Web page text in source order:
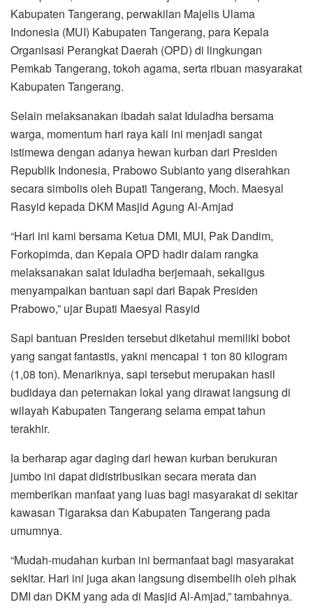
Kabupaten Tangerang, perwakilan Majelis Ulama
Indonesia (MUI) Kabupaten Tangerang, para Kepala
Organisasi Perangkat Daerah (OPD) di lingkungan
Pemkab Tangerang, tokoh agama, serta ribuan masyarakat
Kabupaten Tangerang.
Selain melaksanakan ibadah salat Iduladha bersama
warga, momentum hari raya kali ini menjadi sangat
istimewa dengan adanya hewan kurban dari Presiden
Republik Indonesia, Prabowo Subianto yang diserahkan
secara simbolis oleh Bupati Tangerang, Moch. Maesyal
Rasyid kepada DKM Masjid Agung Al-Amjad
“Hari ini kami bersama Ketua DMI, MUI, Pak Dandim,
Forkopimda, dan Kepala OPD hadir dalam rangka
melaksanakan salat Iduladha berjemaah, sekaligus
menyampaikan bantuan sapi dari Bapak Presiden
Prabowo,” ujar Bupati Maesyal Rasyid
Sapi bantuan Presiden tersebut diketahui memiliki bobot
yang sangat fantastis, yakni mencapai 1 ton 80 kilogram
(1,08 ton). Menariknya, sapi tersebut merupakan hasil
budidaya dan peternakan lokal yang dirawat langsung di
wilayah Kabupaten Tangerang selama empat tahun
terakhir.
Ia berharap agar daging dari hewan kurban berukuran
jumbo ini dapat didistribusikan secara merata dan
memberikan manfaat yang luas bagi masyarakat di sekitar
kawasan Tigaraksa dan Kabupaten Tangerang pada
umumnya.
“Mudah-mudahan kurban ini bermanfaat bagi masyarakat
sekitar. Hari ini juga akan langsung disembelih oleh pihak
DMI dan DKM yang ada di Masjid Al-Amjad,” tambahnya.